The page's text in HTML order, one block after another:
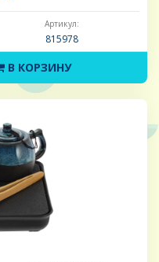
Артикул:
815978
В КОРЗИНУ